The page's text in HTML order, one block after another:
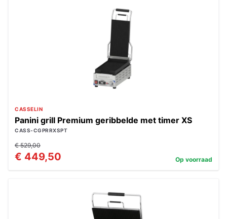
CASSELIN
Panini grill Premium geribbelde met timer XS
CASS-CGPRRXSPT
€ 529,00
€ 449,50 Op voorraad